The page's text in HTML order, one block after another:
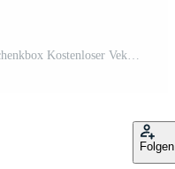
junge Frau mit Sprechblase und Geschenkbox Kostenloser Vektor
Folgen